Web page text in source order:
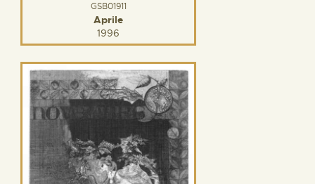
GSB01911
Aprile
1996